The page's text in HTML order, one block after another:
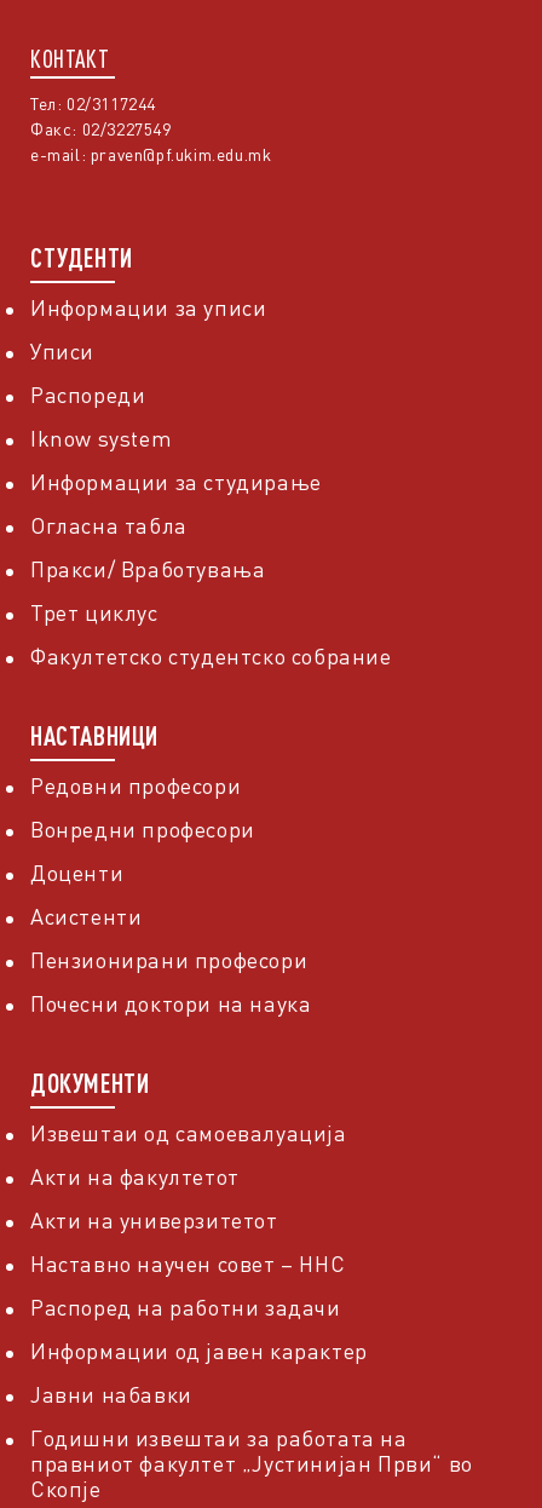
КОНТАКТ
Тел: 02/3117244
Факс: 02/3227549
e-mail: praven@pf.ukim.edu.mk
СТУДЕНТИ
Информации за уписи
Уписи
Распореди
Iknow system
Информации за студирање
Огласна табла
Пракси/ Вработувања
Трет циклус
Факултетско студентско собрание
НАСТАВНИЦИ
Редовни професори
Вонредни професори
Доценти
Асистенти
Пензионирани професори
Почесни доктори на наука
ДОКУМЕНТИ
Извештаи од самоевалуација
Акти на факултетот
Акти на универзитетот
Наставно научен совет – ННС
Распоред на работни задачи
Информации од јавен карактер
Јавни набавки
Годишни извештаи за работата на
правниот факултет „Јустинијан Први“ во
Скопје